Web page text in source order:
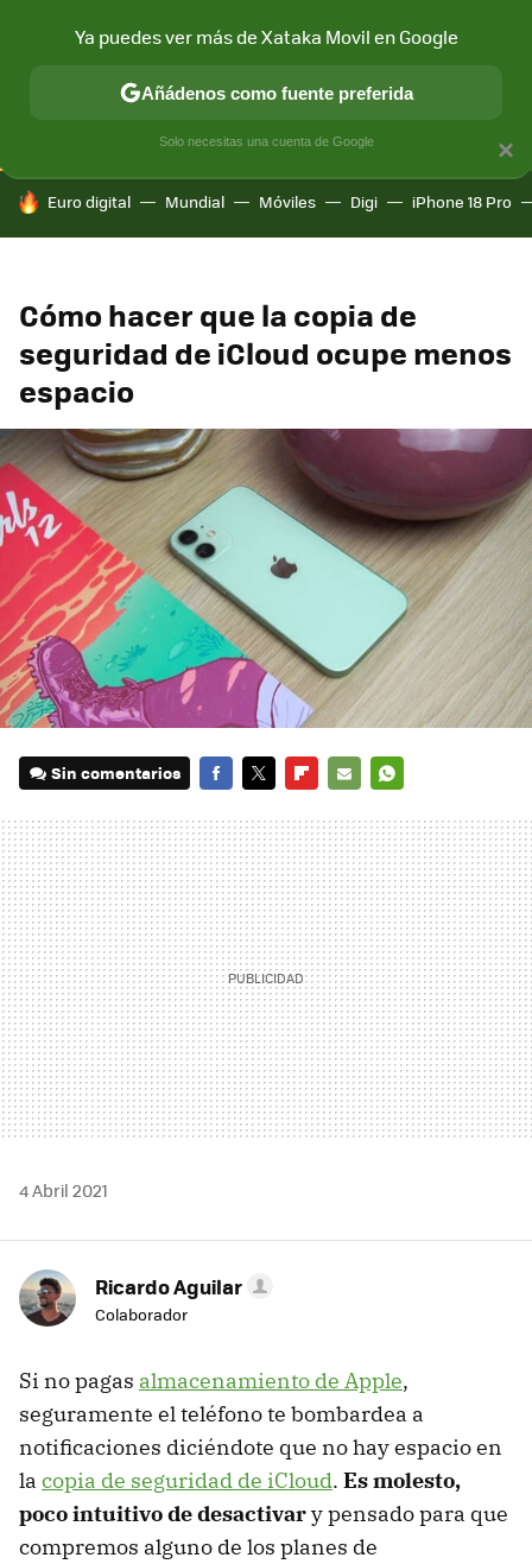
CONECTIVIDAD MÓVIL Y SOCIEDAD APLICACIONES
HOY SE HABLA DE
Euro digital Mundial Móviles Digi iPhone 18 Pro
Cómo hacer que la copia de
seguridad de iCloud ocupe menos
espacio
Sin comentarios
MAIL
4 Abril 2021
Ricardo Aguilar
Colaborador
Si no pagas almacenamiento de Apple,
seguramente el teléfono te bombardea a
notificaciones diciéndote que no hay espacio en
la copia de seguridad de iCloud. Es molesto,
poco intuitivo de desactivary pensado para que
compremos alguno de los planes de
×
Ya puedes ver más de Xataka Movil en Google
Añádenos como fuente preferida
Solo necesitas una cuenta de Google